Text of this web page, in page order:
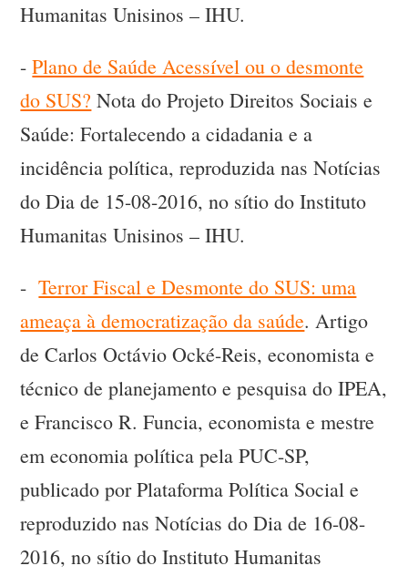
Humanitas Unisinos – IHU.
-Plano de Saúde Acessível ou o desmonte
do SUS? Nota do Projeto Direitos Sociais e
Saúde: Fortalecendo a cidadania e a
incidência política, reproduzida nas Notícias
do Dia de 15-08-2016, no sítio do Instituto
Humanitas Unisinos – IHU.
-Terror Fiscal e Desmonte do SUS: uma
ameaça à democratização da saúde. Artigo
de Carlos Octávio Ocké-Reis, economista e
técnico de planejamento e pesquisa do IPEA,
e Francisco R. Funcia, economista e mestre
em economia política pela PUC-SP,
publicado por Plataforma Política Social e
reproduzido nas Notícias do Dia de 16-08-
2016, no sítio do Instituto Humanitas